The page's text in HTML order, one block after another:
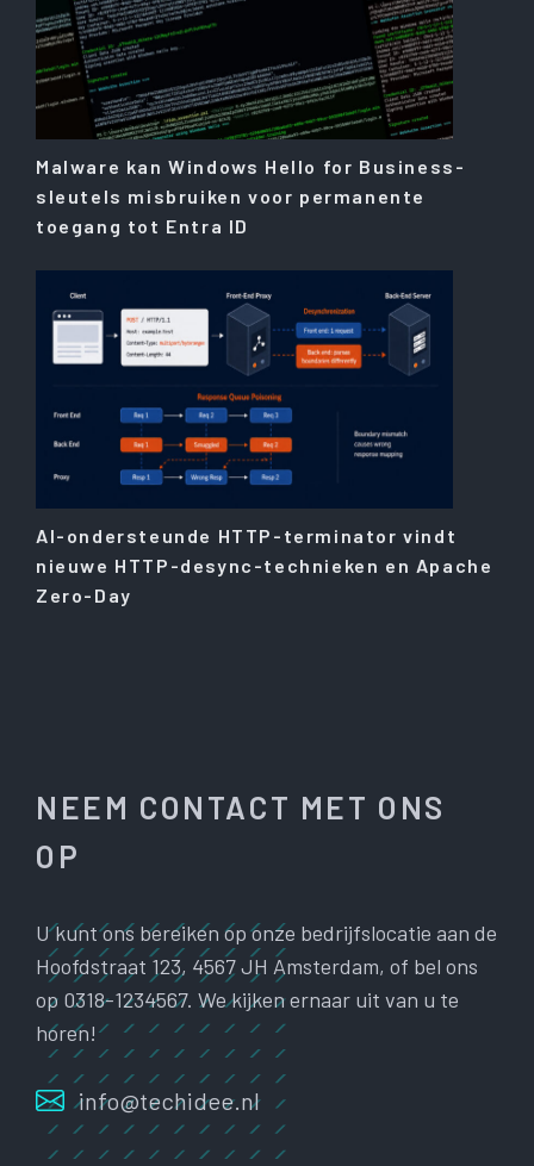
Malware kan Windows Hello for Business-
sleutels misbruiken voor permanente
toegang tot Entra ID
AI-ondersteunde HTTP-terminator vindt
nieuwe HTTP-desync-technieken en Apache
Zero-Day
NEEM CONTACT MET ONS
OP
U kunt ons bereiken op onze bedrijfslocatie aan de
Hoofdstraat 123, 4567 JH Amsterdam, of bel ons
op 0318-1234567. We kijken ernaar uit van u te
horen!
info@techidee.nl